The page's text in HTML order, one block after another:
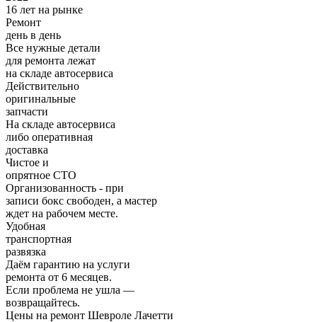
16 лет на рынке
Ремонт
день в день
Все нужные детали
для ремонта лежат
на складе автосервиса
Действительно
оригинальные
запчасти
На складе автосервиса
либо оперативная
доставка
Чистое и
опрятное СТО
Организованность - при
записи бокс свободен, а мастер
ждет на рабочем месте.
Удобная
транспортная
развязка
Даём гарантию на услуги
ремонта от 6 месяцев.
Если проблема не ушла —
возвращайтесь.
Цены на ремонт Шевроле Лачетти